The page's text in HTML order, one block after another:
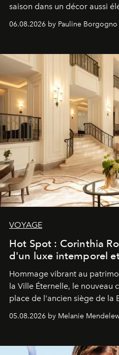
saison dans un décor aussi
06.08.2026 by Pauline Borgogno
VOYAGE
Hot Spot : Corinthia
d'un luxe intemporel
Hommage vibrant au
la Ville Éternelle, le nouveau
place de l'ancien siège de la
de vivre Romain dans toute
05.08.2026 by Melanie